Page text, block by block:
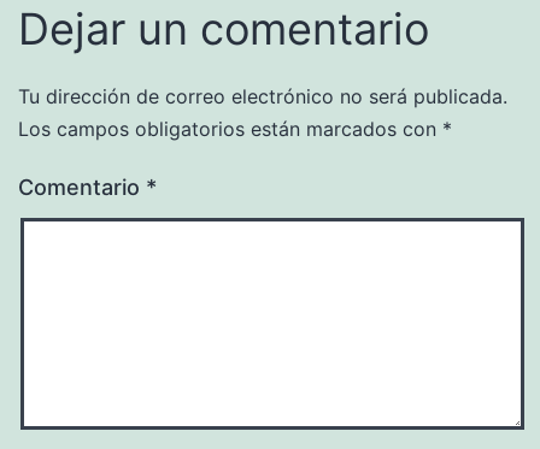
Dejar un comentario
Tu dirección de correo electrónico no será publicada.
Los campos obligatorios están marcados con *
Comentario *